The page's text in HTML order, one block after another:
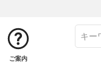
ご案内